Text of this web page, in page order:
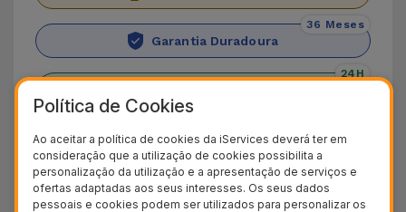
Garantia Duradoura
36 Meses
24H
Conheça o iPhone 13 Pro
Apresentamos oiPhone 13 Pro, um Smartphone
para quem desempenho de topo, funcionalidades
Política de Cookies
Ao aceitar a política de cookies da iServices deverá ter em
consideração que a utilização de cookies possibilita a
personalização da utilização e a apresentação de serviços e
ofertas adaptadas aos seus interesses. Os seus dados
pessoais e cookies podem ser utilizados para personalizar os